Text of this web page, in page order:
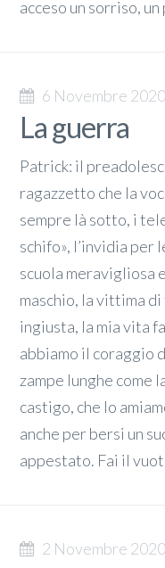
acceso un sorriso,
6 Novembre 2020
La guerra
Patrick: il
ragazzetto che la
sempre là sotto, i
schifo», l’invidia per
scuola meravigliosa
maschio, la vittima
ingiusta, la mia vita
abbiamo il coraggio
zampe lunghe come
castigo, che lo
anche per bersi un
appestato. Fai il
2 Novembre 2020